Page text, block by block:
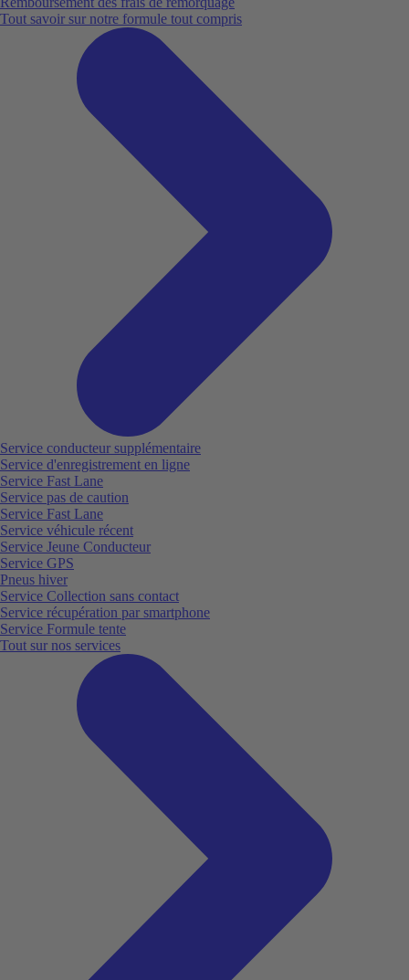
Tout savoir sur notre formule tout compris
Service conducteur supplémentaire
Service d'enregistrement en ligne
Service Fast Lane
Service pas de caution
Service Fast Lane
Service véhicule récent
Service Jeune Conducteur
Service GPS
Pneus hiver
Service Collection sans contact
Service récupération par smartphone
Service Formule tente
Tout sur nos services